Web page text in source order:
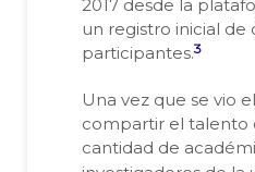
2017 desde la
un registro inicial de
participantes.3
Una vez que se vio
compartir el talento
cantidad de